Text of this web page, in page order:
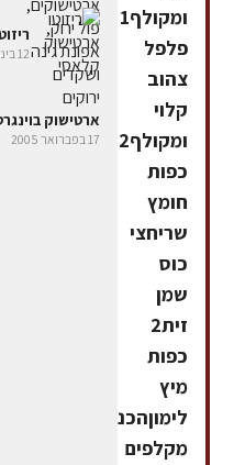
ומקולף1
פלפל
צהוב
קלוי
ומקולף2
כפות
חומץ
שריחצי
כוס
שמן
זית2
כפות
מיץ
לימוןהכנה
מקלפים
12 בינואר 2014
ארטישוק
17 בפברואר 2005